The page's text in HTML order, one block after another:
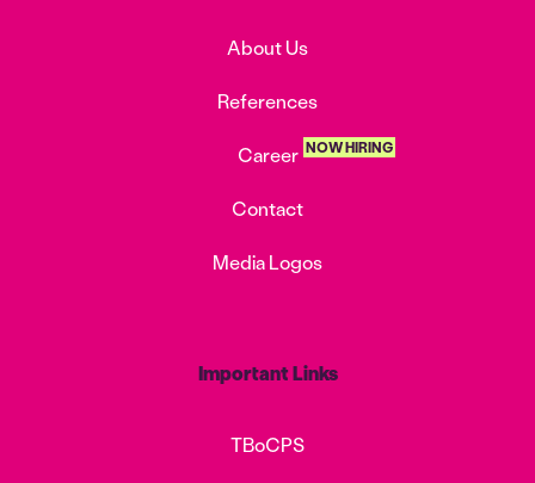
About Us
References
Career NOW HIRING
Contact
Media Logos
Important Links
TBoCPS